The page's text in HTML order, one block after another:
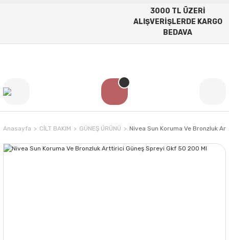
3000 TL ÜZERİ
ALIŞVERİŞLERDE KARGO
BEDAVA
Anasayfa CİLT BAKIM GÜNEŞ ÜRÜNÜ Nivea Sun Koruma Ve Bronzluk